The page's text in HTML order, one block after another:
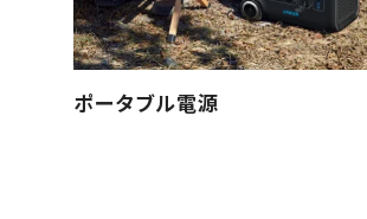
ポータブル電源